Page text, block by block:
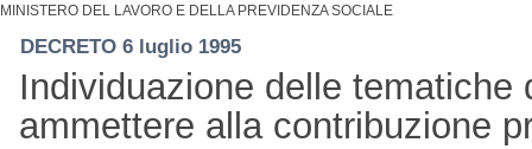
MINISTERO DEL LAVORO E DELLA PREVIDENZA SOCIALE
DECRETO 6 luglio 1995
Individuazione delle tematiche
ammettere alla contribuzione